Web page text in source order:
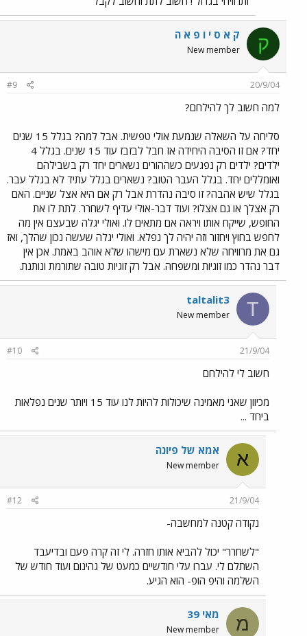
ק ק א ס י ו פ א ה
New member
20/9/04
#9
למה חשוב לך להילחם?
סליחה על השאלה שנמעת אולי טפשית. אבל למה? בגלל 15 שנים
יחד? אם זו הסיבה היחידה אז חבל לבזבז עוד 15 שנים. בגלל 4
ילדים? ילדים רק נפגעים כשההורים נשארים יחד רק בשבילהם
ואומללים יחד. בגלל העבר הטוב? נשארים בגלל עתיד לא בגלל עבר.
בגלל שיש אהבה? זו סיבה נהדרת אבל רק אם היא אצל שניים. האם
רק אצלך או גם אצלו? ועוד דבר-אולי עדיף לשחרר. לתת לו את
החופש, שייקח אותו ויראה אם מתאים לו. ואולי יגלה שבעצם אין מה
לחפש בחוץ ויחזור וזה יהיה לך נפלא. ואולי יגלה שעשה נכון שהלך, ואז
גם את מרוויחה שלא נשארת עם מישהו שלא אוהב באמת. אכן אין
דבר נהדר כמו זוגיות ומשפחה. אבל רק זוגיות טובה שתורמת ונותנת.
T
taltalit3
New member
21/9/04
#10
חשוב לי להילחם
מכיוון שאני מאמינה שיכולות להיות לנו עוד 15 ויותר שנים נפלאות
ביחד ...
א אמא של פיונה
New member
21/9/04
#12
נקודה קטנה למחשבה-
"לשחרר" יכול להביא אותו חזרה. לי זה קרה פעם ובדיעבד
השתלם לי. עברו עלי חודשיים כמעט של גהינום ועוד חודש של
השלמה והיפ הופ- הוא הגיע.
מ מאי 39
New member